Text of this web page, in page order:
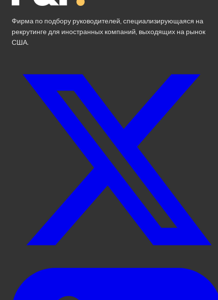
Фирма по подбору руководителей, специализирующаяся на
рекрутинге для иностранных компаний, выходящих на рынок
США.